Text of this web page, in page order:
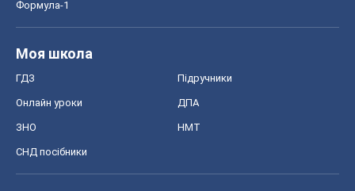
Формула-1
Моя школа
ГДЗ Підручники
Онлайн уроки ДПА
ЗНО НМТ
СНД посібники